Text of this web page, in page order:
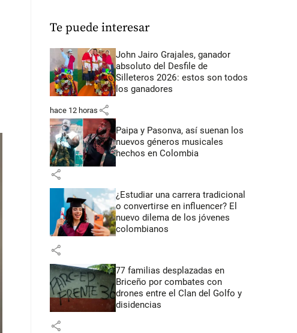
Te puede interesar
John Jairo Grajales, ganador
absoluto del Desfile de
Silleteros 2026: estos son todos
los ganadores
hace 12 horas share
Paipa y Pasonva, así suenan los
nuevos géneros musicales
hechos en Colombia
share
¿Estudiar una carrera tradicional
o convertirse en influencer? El
nuevo dilema de los jóvenes
colombianos
share
77 familias desplazadas en
Briceño por combates con
drones entre el Clan del Golfo y
disidencias
share